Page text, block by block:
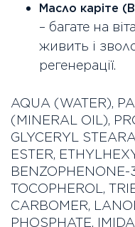
Масло каріте
– багате на
живить і
регенерації.
AQUA (WATER),
(MINERAL OIL),
GLYCERYL
ESTER,
BENZOPHENONE-
TOCOPHEROL,
CARBOMER,
PHOSPHATE,